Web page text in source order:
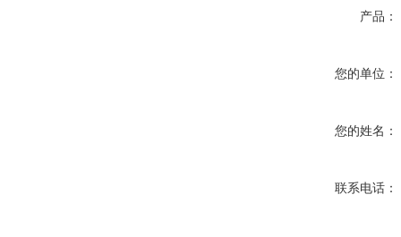
产品：
您的单位：
您的姓名：
联系电话：